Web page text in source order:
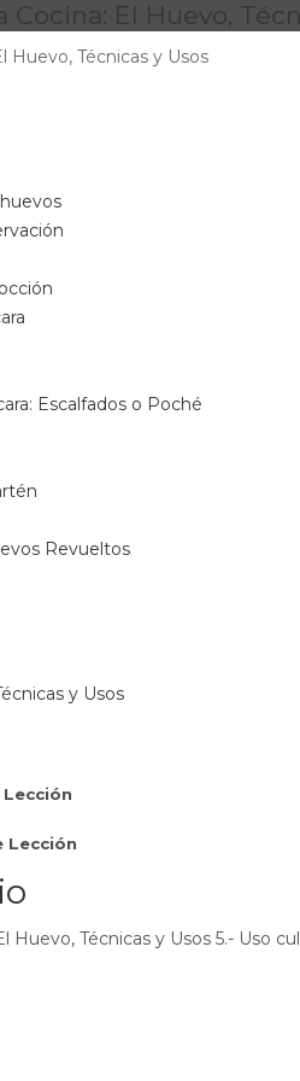
El Huevo,
Huevo, Técnicas y Usos
Escalfados o Poché
Revueltos
y Usos
Lección
Huevo, Técnicas y Usos 5.- Uso